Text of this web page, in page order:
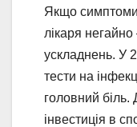
Якщо симптоми
лікаря негайно
ускладнень. У
тести на
головний
інвестиція в